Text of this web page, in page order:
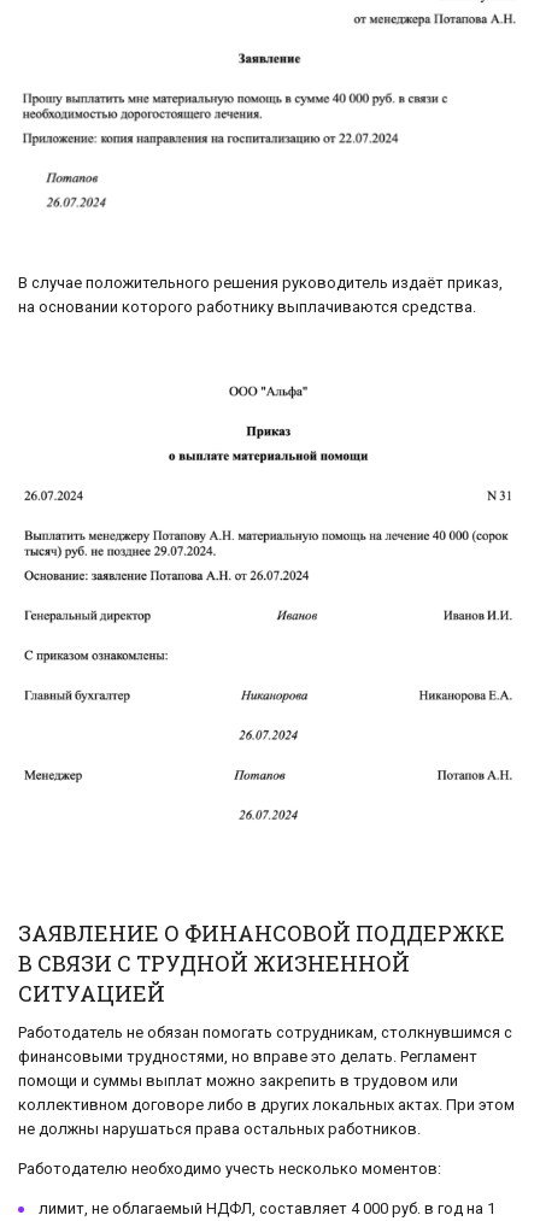
В случае положительного решения руководитель издаёт приказ,
на основании которого работнику выплачиваются средства.
ЗАЯВЛЕНИЕ О ФИНАНСОВОЙ ПОДДЕРЖКЕ
В СВЯЗИ С ТРУДНОЙ ЖИЗНЕННОЙ
СИТУАЦИЕЙ
Работодатель не обязан помогать сотрудникам, столкнувшимся с
финансовыми трудностями, но вправе это делать. Регламент
помощи и суммы выплат можно закрепить в трудовом или
коллективном договоре либо в других локальных актах. При этом
не должны нарушаться права остальных работников.
Работодателю необходимо учесть несколько моментов:
лимит, не облагаемый НДФЛ, составляет 4 000 руб. в год на 1